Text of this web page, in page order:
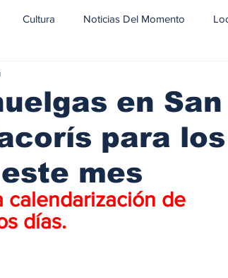
Cultura Noticias Del Momento
en San
para los
mes
calendarización de
días.